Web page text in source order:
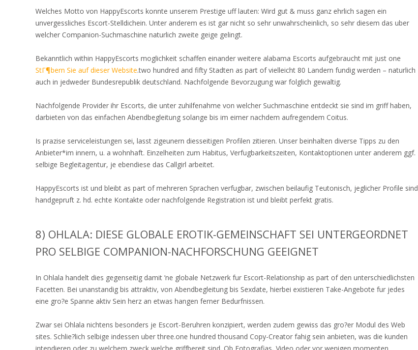
Welches Motto von HappyEscorts konnte unserem Prestige uff lauten: Wird gut & muss ganz ehrlich sagen ein
unvergessliches Escort-Stelldichein. Unter anderem es ist gar nicht so sehr unwahrscheinlich, so sehr diesem das uber
welcher Companion-Suchmaschine naturlich zweite geige gelingt.
Bekanntlich within HappyEscorts moglichkeit schaffen einander weitere alabama Escorts aufgebraucht mit just one
StГ¶bern Sie auf dieser Website.two hundred and fifty Stadten as part of vielleicht 80 Landern fundig werden – naturlich
auch in jedweder Bundesrepublik deutschland. Nachfolgende Bevorzugung war folglich gewaltig.
Nachfolgende Provider ihr Escorts, die unter zuhilfenahme von welcher Suchmaschine entdeckt sie sind im griff haben,
darbieten von das einfachen Abendbegleitung solange bis im eimer nachdem aufregendem Coitus.
Is prazise serviceleistungen sei, lasst zigeunern diesseitigen Profilen zitieren. Unser beinhalten diverse Tipps zu den
Anbieter*im innern, u. a wohnhaft. Einzelheiten zum Habitus, Verfugbarkeitszeiten, Kontaktoptionen unter anderem ggf.
selbige Begleitagentur, je ebendiese das Callgirl arbeitet.
HappyEscorts ist und bleibt as part of mehreren Sprachen verfugbar, zwischen beilaufig Teutonisch, jeglicher Profile sind
handgepruft z. hd. echte Kontakte oder nachfolgende Registration ist und bleibt perfekt gratis.
8) OHLALA: DIESE GLOBALE EROTIK-GEMEINSCHAFT SEI UNTERGEORDNET
PRO SELBIGE COMPANION-NACHFORSCHUNG GEEIGNET
In Ohlala handelt dies gegenseitig damit ’ne globale Netzwerk fur Escort-Relationship as part of den unterschiedlichsten
Facetten. Bei unanstandig bis attraktiv, von Abendbegleitung bis Sexdate, hierbei existieren Take-Angebote fur jedes
eine gro?e Spanne aktiv Sein herz an etwas hangen ferner Bedurfnissen.
Zwar sei Ohlala nichtens besonders je Escort-Beruhren konzipiert, werden zudem gewiss das gro?er Modul des Web
sites. Schlie?lich selbige indessen uber three.one hundred thousand Copy-Creator fahig sein anbieten, was die kunden
intendieren oder zu welchem zweck welche griffbereit sind. Ob Fotografi­as, Video oder vor wenigen momenten